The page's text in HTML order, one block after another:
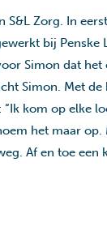
Zorg. In
bij Penske
Simon dat
Simon. Met
kom op elke
het maar
Af en toe